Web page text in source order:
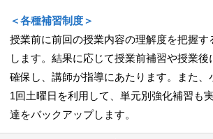
＜各種補習制度＞
授業前に前回の授業内容の理解度を把握す
します。結果に応じて授業前補習や授業
確保し、講師が指導にあたります。また、
1回土曜日を利用して、単元別強化補習も
達をバックアップします。